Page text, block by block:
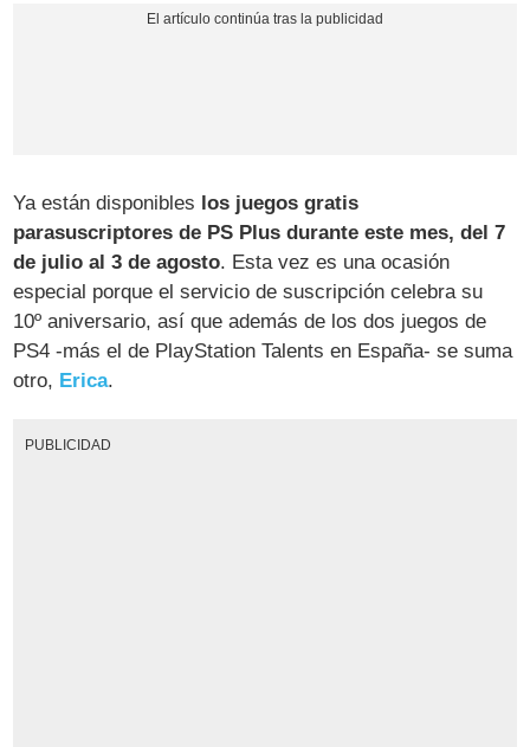
Ya están disponibles los juegos gratis
parasuscriptores de PS Plus durante este mes, del 7
de julio al 3 de agosto. Esta vez es una ocasión
especial porque el servicio de suscripción celebra su
10º aniversario, así que además de los dos juegos de
PS4 -más el de PlayStation Talents en España- se suma
otro, Erica.
PUBLICIDAD